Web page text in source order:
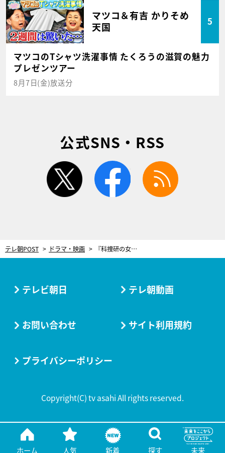
マツコ＆有吉 かりそめ
天国
5
マツコのTシャツ洗濯事情 たくろうの滋賀の魅力
プレゼンツアー
8月7日(金)放送分
公式SNS・RSS
twitter facebook
テレ朝POST ドラマ・映画 『科捜研の女』第一発見者は災害救助犬！マリコは“犬の言葉”を鑑定し真相追及
ホーム 人気 新着 探す 未来
テレビ朝日 テレ朝動画
お問い合わせ サイト利用規約
プライバシーポリシー
Copyright(C) tv asahi All rights reserved.